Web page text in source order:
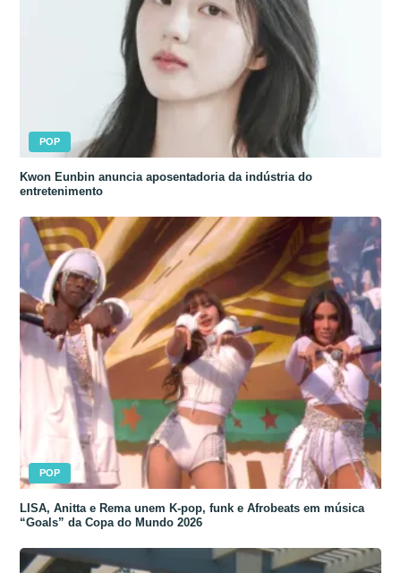
POP
Kwon Eunbin anuncia aposentadoria da indústria do
entretenimento
POP
LISA, Anitta e Rema unem K-pop, funk e Afrobeats em música
“Goals” da Copa do Mundo 2026